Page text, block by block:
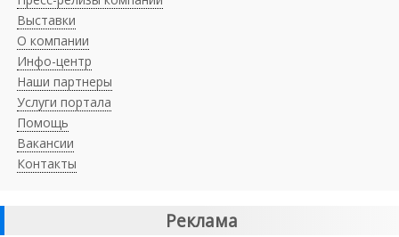
Выставки
О компании
Инфо-центр
Наши партнеры
Услуги портала
Помощь
Вакансии
Контакты
Реклама